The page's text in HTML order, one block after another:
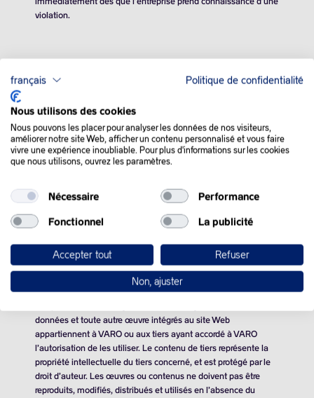
violation.
4. Validité juridique de l’exclusion de
faisant partie de la présence sur Internet de VARO, à laquelle il
a été fait référence dans les présentes Informations légales.
Dans le cas où des parties ou formulations individuelles de ces
entièrement conformes à la législation en vigueur, les parties
restantes de cette exclusion de responsabilité concernant le
contenu et la validité restent valables.
5. Propriété intellectuelle
données et toute autre œuvre intégrés au site Web
appartiennent à VARO ou aux tiers ayant accordé à VARO
l’autorisation de les utiliser. Le contenu de tiers représente la
propriété intellectuelle du tiers concerné, et est protégé par le
droit d’auteur. Les œuvres ou contenus ne doivent pas être
reproduits, modifiés, distribués et utilisés en l’absence du
français Politique de confidentialité
Nous utilisons des cookies
Nous pouvons les placer pour analyser les données de nos visiteurs,
améliorer notre site Web, afficher un contenu personnalisé et vous faire
vivre une expérience inoubliable. Pour plus d'informations sur les cookies
que nous utilisons, ouvrez les paramètres.
Nécessaire Performance
Fonctionnel La publicité
Accepter tout Refuser
Non, ajuster